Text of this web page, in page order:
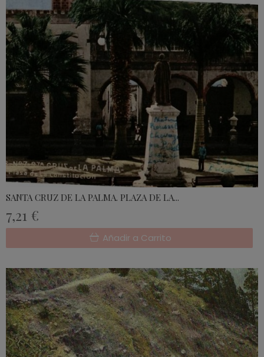
SANTA CRUZ DE LA PALMA. PLAZA DE LA...
7,21 €
Añadir a Carrito